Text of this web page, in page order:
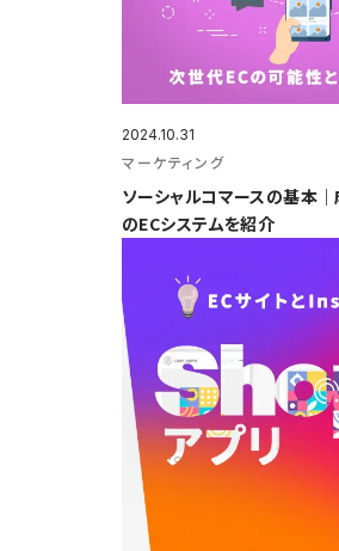
2024.10.31
マーケティング
ソーシャルコマースの基本
のECシステムを紹介